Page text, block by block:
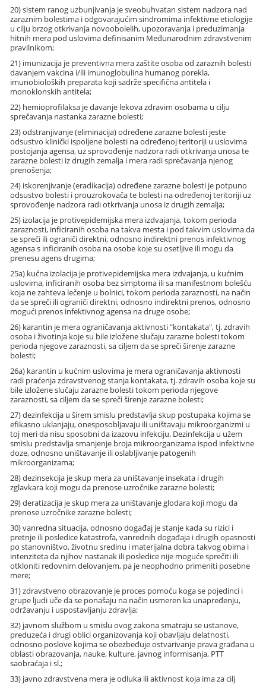
20) sistem ranog uzbunjivanja je sveobuhvatan sistem nadzora nad
zaraznim bolestima i odgovarajućim sindromima infektivne etiologije
u cilju brzog otkrivanja novoobolelih, upozoravanja i preduzimanja
hitnih mera pod uslovima definisanim Međunarodnim zdravstvenim
pravilnikom;
21) imunizacija je preventivna mera zaštite osoba od zaraznih bolesti
davanjem vakcina i/ili imunoglobulina humanog porekla,
imunobioloških preparata koji sadrže specifična antitela i
monoklonskih antitela;
22) hemioprofilaksa je davanje lekova zdravim osobama u cilju
sprečavanja nastanka zarazne bolesti;
23) odstranjivanje (eliminacija) određene zarazne bolesti jeste
odsustvo klinički ispoljene bolesti na određenoj teritoriji u uslovima
postojanja agensa, uz sprovođenje nadzora radi otkrivanja unosa te
zarazne bolesti iz drugih zemalja i mera radi sprečavanja njenog
prenošenja;
24) iskorenjivanje (eradikacija) određene zarazne bolesti je potpuno
odsustvo bolesti i prouzrokovača te bolesti na određenoj teritoriji uz
sprovođenje nadzora radi otkrivanja unosa iz drugih zemalja;
25) izolacija je protivepidemijska mera izdvajanja, tokom perioda
zaraznosti, inficiranih osoba na takva mesta i pod takvim uslovima da
se spreči ili ograniči direktni, odnosno indirektni prenos infektivnog
agensa s inficiranih osoba na osobe koje su osetljive ili mogu da
prenesu agens drugima;
25a) kućna izolacija je protivepidemijska mera izdvajanja, u kućnim
uslovima, inficiranih osoba bez simptoma ili sa manifestnom bolešću
koja ne zahteva lečenje u bolnici, tokom perioda zaraznosti, na način
da se spreči ili ograniči direktni, odnosno indirektni prenos, odnosno
mogući prenos infektivnog agensa na druge osobe;
26) karantin je mera ograničavanja aktivnosti "kontakata", tj. zdravih
osoba i životinja koje su bile izložene slučaju zarazne bolesti tokom
perioda njegove zaraznosti, sa ciljem da se spreči širenje zarazne
bolesti;
26a) karantin u kućnim uslovima je mera ograničavanja aktivnosti
radi praćenja zdravstvenog stanja kontakata, tj. zdravih osoba koje su
bile izložene slučaju zarazne bolesti tokom perioda njegove
zaraznosti, sa ciljem da se spreči širenje zarazne bolesti;
27) dezinfekcija u širem smislu predstavlja skup postupaka kojima se
efikasno uklanjaju, onesposobljavaju ili uništavaju mikroorganizmi u
toj meri da nisu sposobni da izazovu infekciju. Dezinfekcija u užem
smislu predstavlja smanjenje broja mikroorganizama ispod infektivne
doze, odnosno uništavanje ili oslabljivanje patogenih
mikroorganizama;
28) dezinsekcija je skup mera za uništavanje insekata i drugih
zglavkara koji mogu da prenose uzročnike zarazne bolesti;
29) deratizacija je skup mera za uništavanje glodara koji mogu da
prenose uzročnike zarazne bolesti;
30) vanredna situacija, odnosno događaj je stanje kada su rizici i
pretnje ili posledice katastrofa, vanrednih događaja i drugih opasnosti
po stanovništvo, životnu sredinu i materijalna dobra takvog obima i
intenziteta da njihov nastanak ili posledice nije moguće sprečiti ili
otkloniti redovnim delovanjem, pa je neophodno primeniti posebne
mere;
31) zdravstveno obrazovanje je proces pomoću koga se pojedinci i
grupe ljudi uče da se ponašaju na način usmeren ka unapređenju,
održavanju i uspostavljanju zdravlja;
32) javnom službom u smislu ovog zakona smatraju se ustanove,
preduzeća i drugi oblici organizovanja koji obavljaju delatnosti,
odnosno poslove kojima se obezbeđuje ostvarivanje prava građana u
oblasti obrazovanja, nauke, kulture, javnog informisanja, PTT
saobraćaja i sl.;
33) javno zdravstvena mera je odluka ili aktivnost koja ima za cilj